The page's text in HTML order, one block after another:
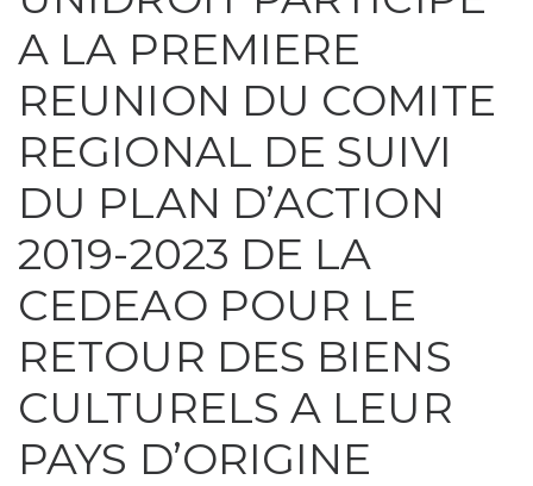
A LA PREMIERE
REUNION DU COMITE
REGIONAL DE SUIVI
DU PLAN D’ACTION
2019-2023 DE LA
CEDEAO POUR LE
RETOUR DES BIENS
CULTURELS A LEUR
PAYS D’ORIGINE